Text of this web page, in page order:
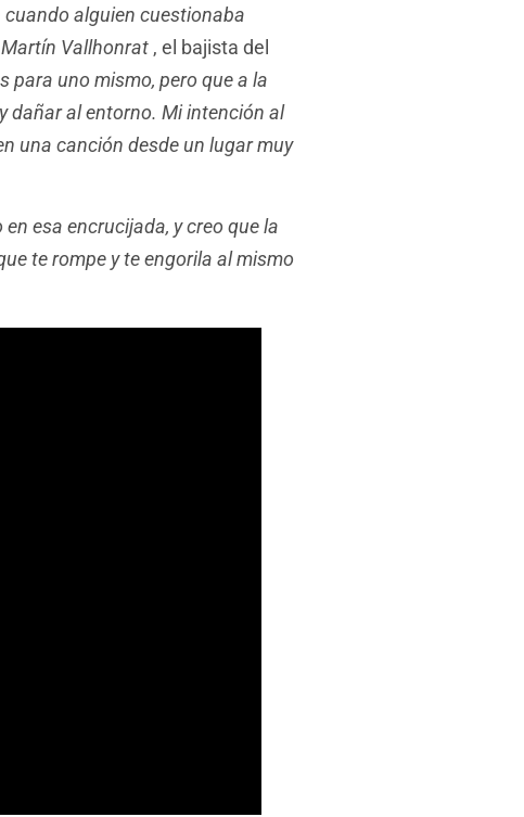
alguien cuestionaba
Vallhonrat , el bajista del
para uno mismo, pero que a la
dañar al entorno. Mi intención al
una canción desde un lugar muy
esa encrucijada, y creo que la
te rompe y te engorila al mismo